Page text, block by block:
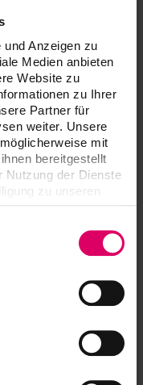
Anzeigen zu
Medien anbieten
Website zu
zu Ihrer
Partner für
weiter. Unsere
mit
bereitgestellt
Nutzung der Dienste
zu unseren
productos